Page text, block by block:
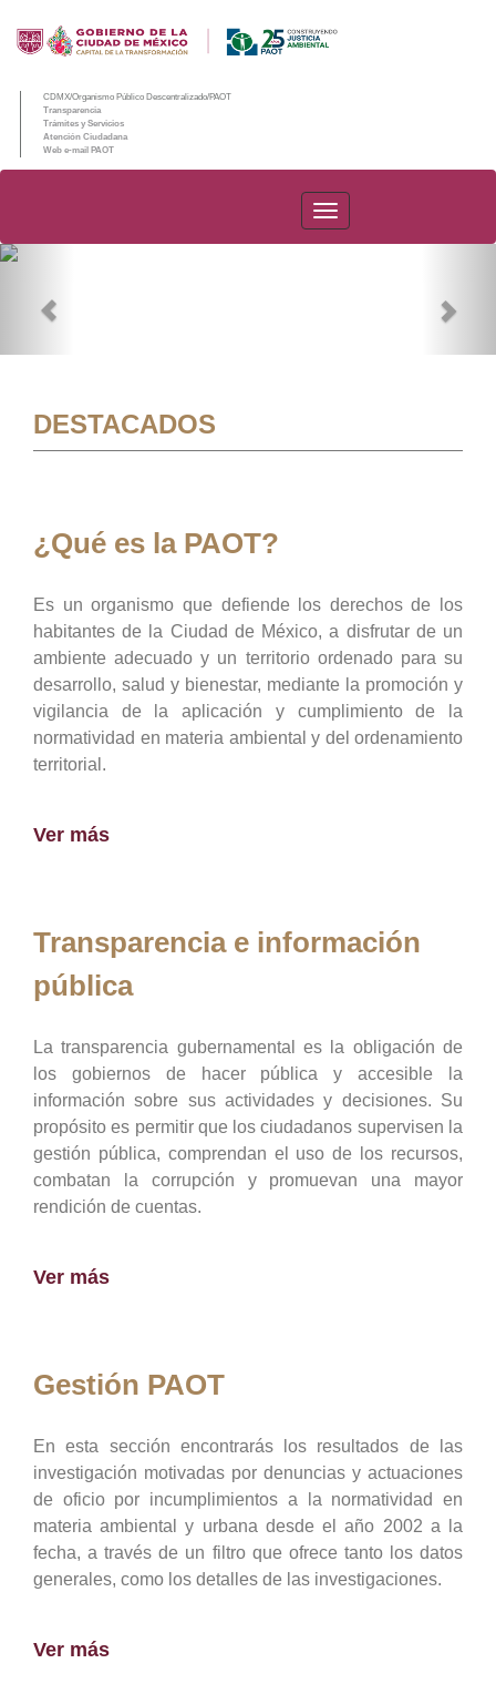
CDMX/Organismo Público Descentralizado/PAOT
Transparencia
Trámites y Servicios
Atención Ciudadana
Web e-mail PAOT
PAOT
DESTACADOS
¿Qué es la PAOT?
Es un organismo que defiende los derechos de los
habitantes de la Ciudad de México, a disfrutar de un
ambiente adecuado y un territorio ordenado para su
desarrollo, salud y bienestar, mediante la promoción y
vigilancia de la aplicación y cumplimiento de la
normatividad en materia ambiental y del ordenamiento
territorial.
Ver más
Transparencia e información
pública
La transparencia gubernamental es la obligación de
los gobiernos de hacer pública y accesible la
información sobre sus actividades y decisiones. Su
propósito es permitir que los ciudadanos supervisen la
gestión pública, comprendan el uso de los recursos,
combatan la corrupción y promuevan una mayor
rendición de cuentas.
Ver más
Gestión PAOT
En esta sección encontrarás los resultados de las
investigación motivadas por denuncias y actuaciones
de oficio por incumplimientos a la normatividad en
materia ambiental y urbana desde el año 2002 a la
fecha, a través de un filtro que ofrece tanto los datos
generales, como los detalles de las investigaciones.
Ver más